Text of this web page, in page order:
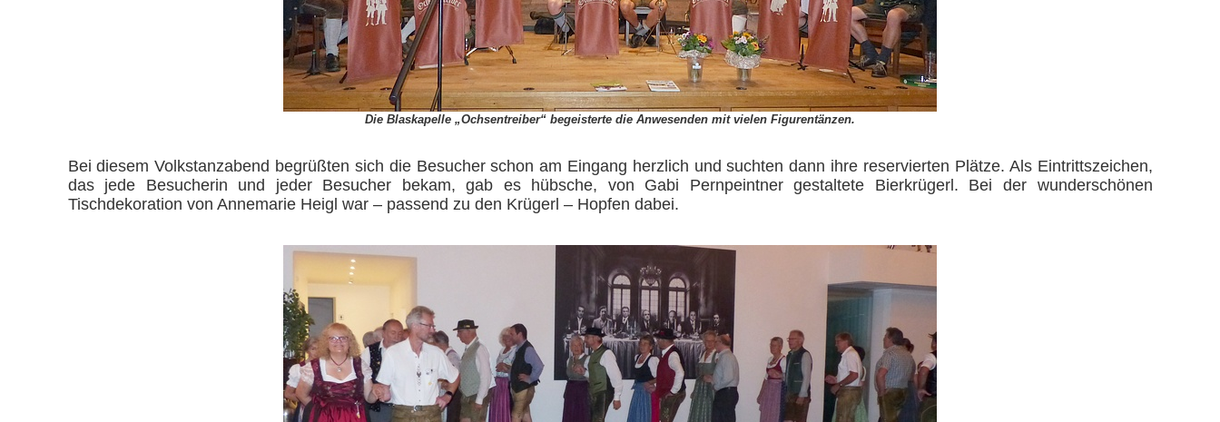
Die Blaskapelle „Ochsentreiber“ begeisterte die Anwesenden mit vielen Figurentänzen.
Bei diesem Volkstanzabend begrüßten sich die Besucher schon am Eingang herzlich und suchten dann ihre reservierten Plätze. Als Eintrittszeichen,
das jede Besucherin und jeder Besucher bekam, gab es hübsche, von Gabi Pernpeintner gestaltete Bierkrügerl. Bei der wunderschönen
Tischdekoration von Annemarie Heigl war – passend zu den Krügerl – Hopfen dabei.